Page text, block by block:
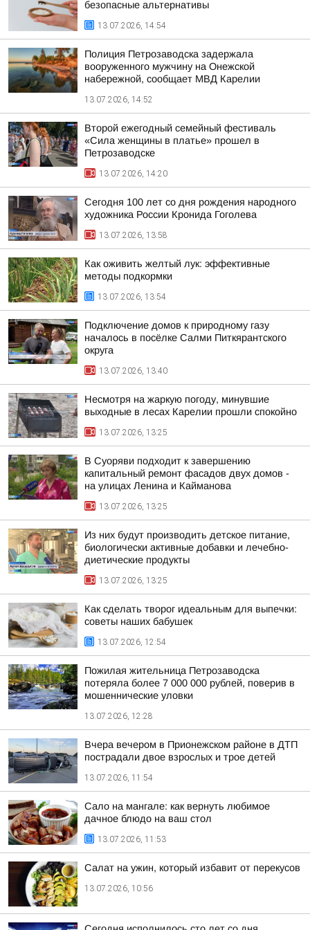
безопасные альтернативы
13.07.2026, 14:54
Полиция Петрозаводска задержала
вооруженного мужчину на Онежской
набережной, сообщает МВД Карелии
13.07.2026, 14:52
Второй ежегодный семейный фестиваль
«Сила женщины в платье» прошел в
Петрозаводске
13.07.2026, 14:20
Сегодня 100 лет со дня рождения народного
художника России Кронида Гоголева
13.07.2026, 13:58
Как оживить желтый лук: эффективные
методы подкормки
13.07.2026, 13:54
Подключение домов к природному газу
началось в посёлке Салми Питкярантского
округа
13.07.2026, 13:40
Несмотря на жаркую погоду, минувшие
выходные в лесах Карелии прошли спокойно
13.07.2026, 13:25
В Суоряви подходит к завершению
капитальный ремонт фасадов двух домов -
на улицах Ленина и Кайманова
13.07.2026, 13:25
Из них будут производить детское питание,
биологически активные добавки и лечебно-
диетические продукты
13.07.2026, 13:25
Как сделать творог идеальным для выпечки:
советы наших бабушек
13.07.2026, 12:54
Пожилая жительница Петрозаводска
потеряла более 7 000 000 рублей, поверив в
мошеннические уловки
13.07.2026, 12:28
Вчера вечером в Прионежском районе в ДТП
пострадали двое взрослых и трое детей
13.07.2026, 11:54
Сало на мангале: как вернуть любимое
дачное блюдо на ваш стол
13.07.2026, 11:53
Салат на ужин, который избавит от перекусов
13.07.2026, 10:56